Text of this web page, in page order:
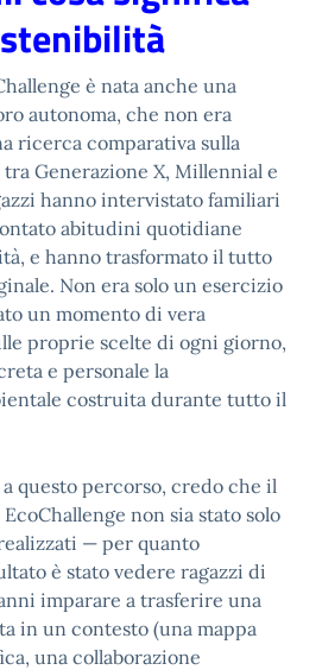
è nata anche una
autonoma, che non era
ricerca comparativa sulla
Generazione X, Millennial e
hanno intervistato familiari
abitudini quotidiane
e hanno trasformato il tutto
Non era solo un esercizio
un momento di vera
proprie scelte di ogni giorno,
e personale la
costruita durante tutto il
questo percorso, credo che il
non sia stato solo
— per quanto
è stato vedere ragazzi di
imparare a trasferire una
in un contesto (una mappa
una collaborazione